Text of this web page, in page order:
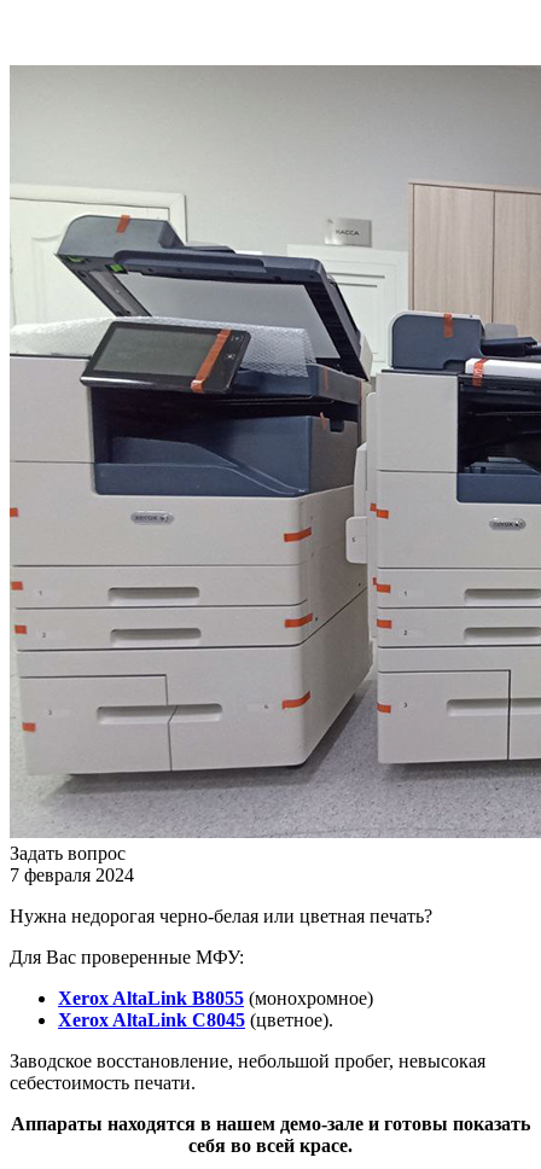
Задать вопрос
7 февраля 2024
Нужна недорогая черно-белая или цветная печать?
Для Вас проверенные МФУ:
Xerox AltaLink B8055 (монохромное)
Xerox AltaLink C8045 (цветное).
Заводское восстановление, небольшой пробег, невысокая
себестоимость печати.
Аппараты находятся в нашем демо-зале и готовы показать
себя во всей красе.